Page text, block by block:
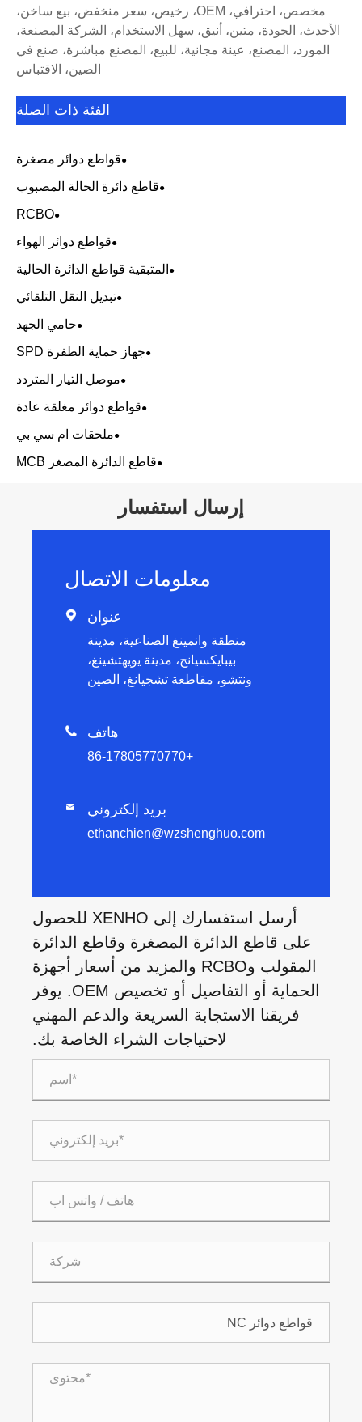
مخصص، احترافي، OEM، رخيص، سعر منخفض، بيع ساخن،
الأحدث، الجودة، متين، أنيق، سهل الاستخدام، الشركة المصنعة،
المورد، المصنع، عينة مجانية، للبيع، المصنع مباشرة، صنع في
الصين، الاقتباس
الفئة ذات الصلة
قواطع دوائر مصغرة
قاطع دائرة الحالة المصبوب
RCBO
قواطع دوائر الهواء
المتبقية قواطع الدائرة الحالية
تبديل النقل التلقائي
حامي الجهد
جهاز حماية الطفرة SPD
موصل التيار المتردد
قواطع دوائر مغلقة عادة
ملحقات ام سي بي
قاطع الدائرة المصغر MCB
إرسال استفسار
معلومات الاتصال
 عنوان
منطقة وانمينغ الصناعية، مدينة
بيبايكسيانج، مدينة يويهتشينغ،
ونتشو، مقاطعة تشجيانغ، الصين
 هاتف
+86-17805770770
 بريد إلكتروني
ethanchien@wzshenghuo.com
أرسل استفسارك إلى XENHO للحصول
على قاطع الدائرة المصغرة وقاطع الدائرة
المقولب وRCBO والمزيد من أسعار أجهزة
الحماية أو التفاصيل أو تخصيص OEM. يوفر
فريقنا الاستجابة السريعة والدعم المهني
لاحتياجات الشراء الخاصة بك.